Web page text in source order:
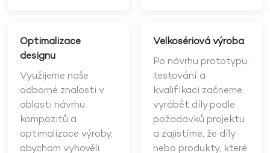
Optimalizace
designu
Využijeme naše
odborné znalosti v
oblasti návrhu
kompozitů a
optimalizace výroby,
abychom vyhověli
Velkosériová výroba
Po návrhu prototypu,
testování a
kvalifikaci začneme
vyrábět díly podle
požadavků projektu
a zajistíme, že díly
nebo produkty, které